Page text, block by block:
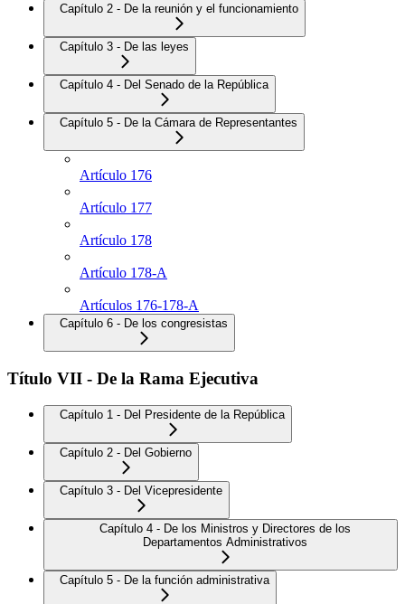
Capítulo 2 - De la reunión y el funcionamiento
Capítulo 3 - De las leyes
Capítulo 4 - Del Senado de la República
Capítulo 5 - De la Cámara de Representantes
Artículo 176
Artículo 177
Artículo 178
Artículo 178-A
Artículos 176-178-A
Capítulo 6 - De los congresistas
Título VII - De la Rama Ejecutiva
Capítulo 1 - Del Presidente de la República
Capítulo 2 - Del Gobierno
Capítulo 3 - Del Vicepresidente
Capítulo 4 - De los Ministros y Directores de los
Departamentos Administrativos
Capítulo 5 - De la función administrativa